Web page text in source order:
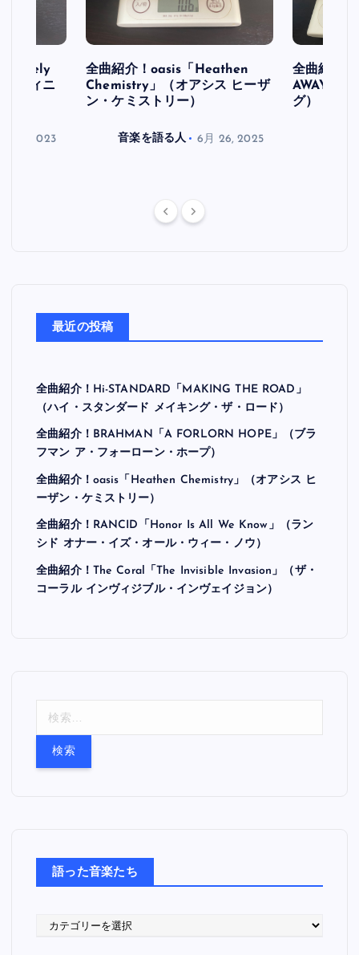
フィニ
30, 2023
全曲紹介！oasis「Heathen
Chemistry」（オアシス ヒーザ
ン・ケミストリー）
音楽を語る人 6月 26, 2025
全曲紹介
AWAY」
グ）
最近の投稿
全曲紹介！Hi-STANDARD「MAKING THE ROAD」
（ハイ・スタンダード メイキング・ザ・ロード）
全曲紹介！BRAHMAN「A FORLORN HOPE」（ブラ
フマン ア・フォーローン・ホープ）
全曲紹介！oasis「Heathen Chemistry」（オアシス ヒ
ーザン・ケミストリー）
全曲紹介！RANCID「Honor Is All We Know」（ラン
シド オナー・イズ・オール・ウィー・ノウ）
全曲紹介！The Coral「The Invisible Invasion」（ザ・
コーラル インヴィジブル・インヴェイジョン）
語った音楽たち